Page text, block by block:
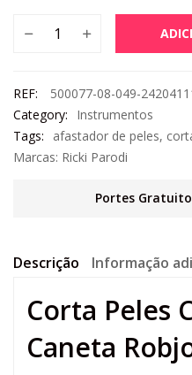
REF:
500077-08-049-
Category:
Instrumentos
Tags:
afastador de peles,
Marcas: Ricki Parodi
Portes
Descrição Informação
Corta Peles
Caneta